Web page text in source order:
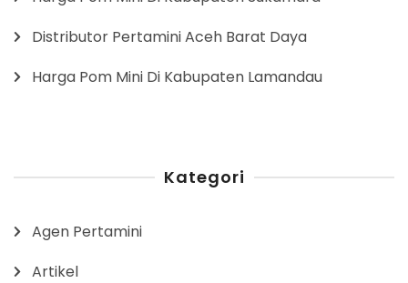
Distributor Pertamini Aceh Barat Daya
Harga Pom Mini Di Kabupaten Lamandau
Kategori
Agen Pertamini
Artikel